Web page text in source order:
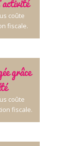
coûte
fiscale.
grâce
coûte
fiscale.